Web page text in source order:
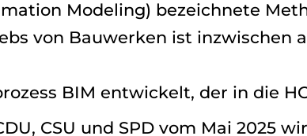
Modeling) bezeichnete
von Bauwerken ist inzwischen
BIM entwickelt, der in die
CSU und SPD vom Mai 2025